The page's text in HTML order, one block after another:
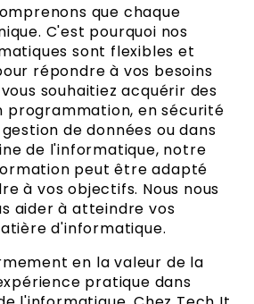
que chaque
C'est pourquoi nos
sont flexibles et
répondre à vos besoins
souhaitiez acquérir des
programmation, en sécurité
de données ou dans
de l'informatique, notre
peut être adapté
à vos objectifs. Nous nous
aider à atteindre vos
d'informatique.
en la valeur de la
pratique dans